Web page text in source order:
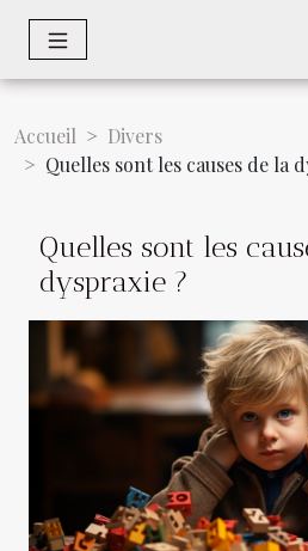
Accueil
Divers
Quelles sont les causes de la
Quelles sont les
dyspraxie ?